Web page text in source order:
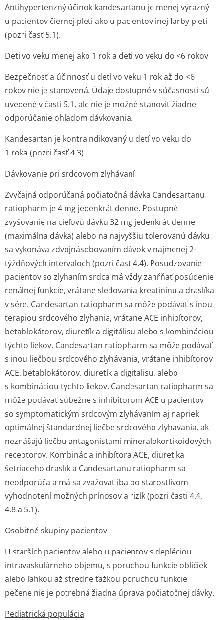
Antihypertenzný účinok kandesartanu je menej výrazný
u pacientov čiernej pleti ako u pacientov inej farby pleti
(pozri časť 5.1).
Deti vo veku menej ako 1 rok a deti vo veku do <6 rokov
Bezpečnosť a účinnosť u detí vo veku 1 rok až do <6
rokov nie je stanovená. Údaje dostupné v súčasnosti sú
uvedené v časti 5.1, ale nie je možné stanoviť žiadne
odporúčanie ohľadom dávkovania.
Kandesartan je kontraindikovaný u detí vo veku do
1 roka (pozri časť 4.3).
Dávkovanie pri srdcovom zlyhávaní
Zvyčajná odporúčaná počiatočná dávka Candesartanu
ratiopharm je 4 mg jedenkrát denne. Postupné
zvyšovanie na cieľovú dávku 32 mg jedenkrát denne
(maximálna dávka) alebo na najvyššiu tolerovanú dávku
sa vykonáva zdvojnásobovaním dávok v najmenej 2-
týždňových intervaloch (pozri časť 4.4). Posudzovanie
pacientov so zlyhaním srdca má vždy zahŕňať posúdenie
renálnej funkcie, vrátane sledovania kreatinínu a draslíka
v sére. Candesartan ratiopharm sa môže podávať s inou
terapiou srdcového zlyhania, vrátane ACE inhibítorov,
betablokátorov, diuretík a digitálisu alebo s kombináciou
týchto liekov. Candesartan ratiopharm sa môže podávať
s inou liečbou srdcového zlyhávania, vrátane inhibítorov
ACE, betablokátorov, diuretík a digitalisu, alebo
s kombináciou týchto liekov. Candesartan ratiopharm sa
môže podávať súbežne s inhibítorom ACE u pacientov
so symptomatickým srdcovým zlyhávaním aj napriek
optimálnej štandardnej liečbe srdcového zlyhávania, ak
neznášajú liečbu antagonistami mineralokorti­koidových
receptorov. Kombinácia inhibítora ACE, diuretika
šetriaceho draslík a Candesartanu ratiopharm sa
neodporúča a má sa zvažovať iba po starostlivom
vyhodnotení možných prínosov a rizík (pozri časti 4.4,
4.8 a 5.1).
Osobitné skupiny pacientov
U starších pacientov alebo u pacientov s depléciou
intravaskulárneho objemu, s poruchou funkcie obličiek
alebo ľahkou až stredne ťažkou poruchou funkcie
pečene nie je potrebná žiadna úprava počiatočnej dávky.
Pediatrická populácia